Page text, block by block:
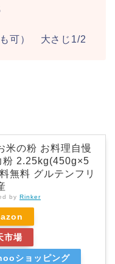
も可） 大さじ1/2
米の粉 お料理自慢
粉 2.25kg(450g×5
無料 グルテンフリ
by Rinker
市場
ショッピング